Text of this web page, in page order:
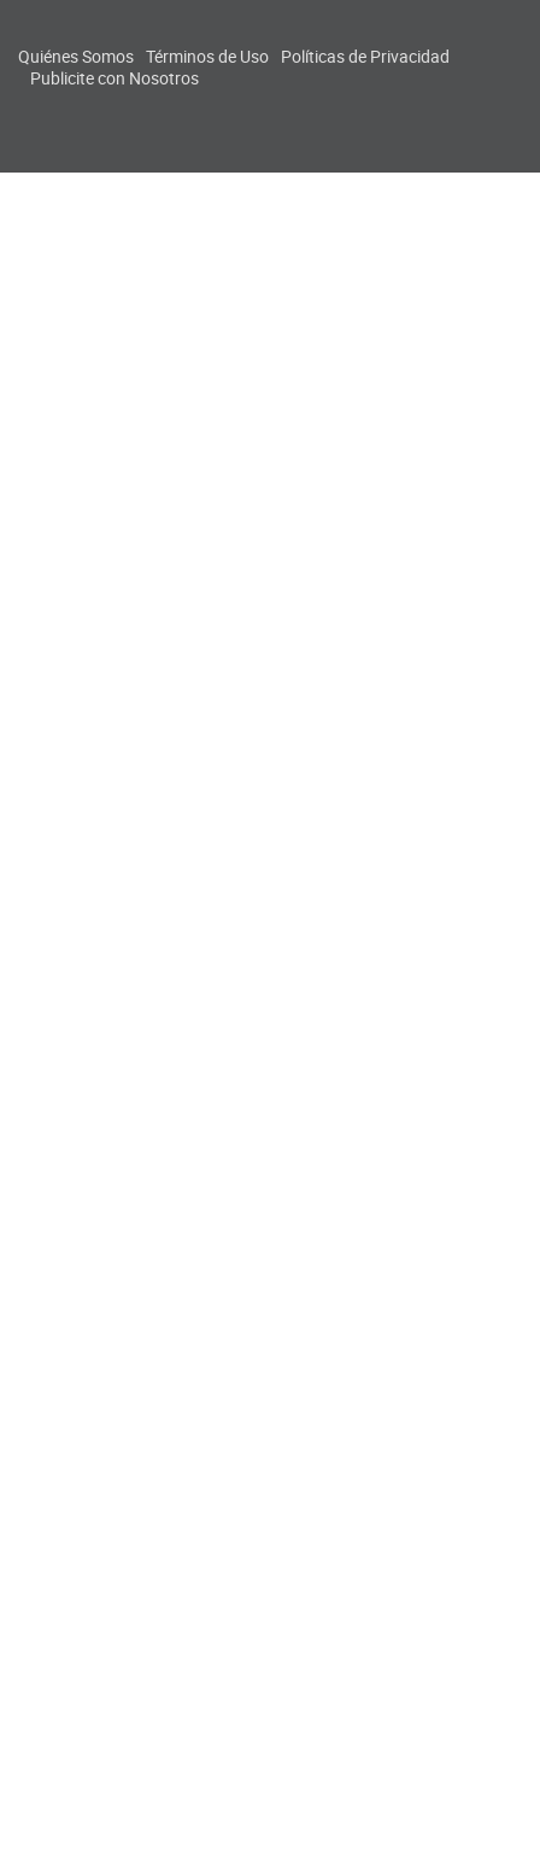
Quiénes Somos Términos de Uso Políticas de Privacidad
Publicite con Nosotros